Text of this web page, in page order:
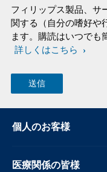
フィリップス製品、サ
関する（自分の嗜好や
ます。購読はいつでも
詳しくはこちら
個人のお客様
医療関係の皆様